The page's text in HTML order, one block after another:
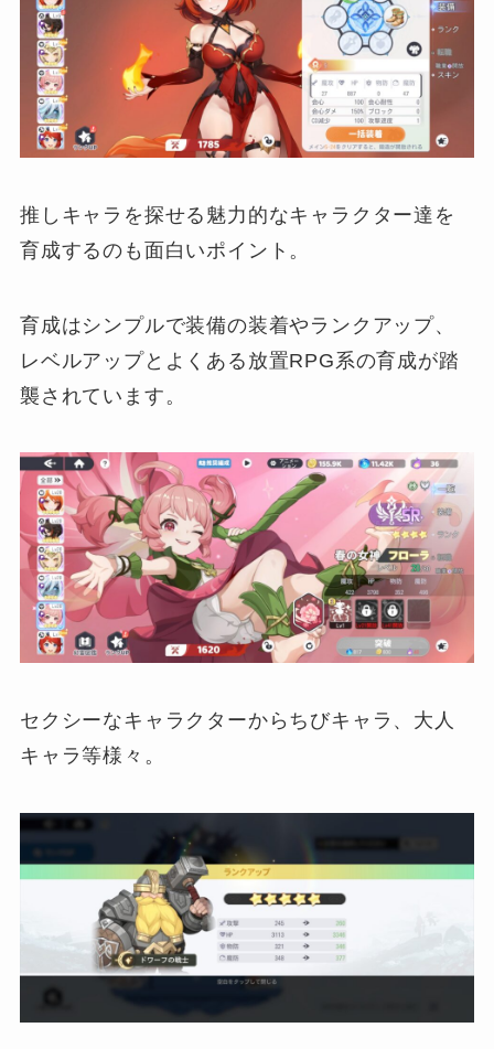
推しキャラを探せる魅力的なキャラクター達を
育成するのも面白いポイント。
育成はシンプルで装備の装着やランクアップ、
レベルアップとよくある放置RPG系の育成が踏
襲されています。
セクシーなキャラクターからちびキャラ、大人
キャラ等様々。